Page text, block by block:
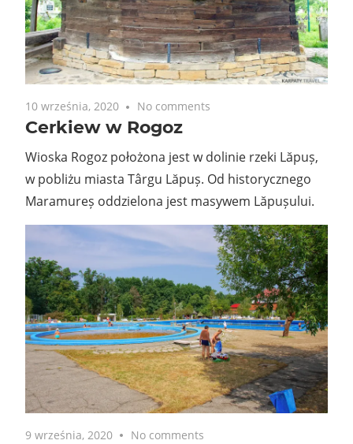
10 września, 2020 No comments
Cerkiew w Rogoz
Wioska Rogoz położona jest w dolinie rzeki Lăpuș,
w pobliżu miasta Târgu Lăpuș. Od historycznego
Maramureș oddzielona jest masywem Lăpușului.
9 września, 2020 No comments